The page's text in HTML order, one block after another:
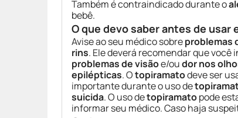
Também é contraindicado durante o
bebê.
O que devo saber antes de usar
Avise ao seu médico sobreproblemas
rins. Ele deverá recomendar que
problemas de visãoe/oudor nos
epilépticas. Otopiramatodeve ser
importante durante o uso de
suicida. O uso detopiramatopode
informar seu médico. Caso haja